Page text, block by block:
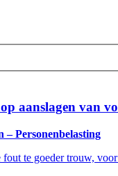
aanslagen van
– Personenbelasting
fout te goeder trouw,